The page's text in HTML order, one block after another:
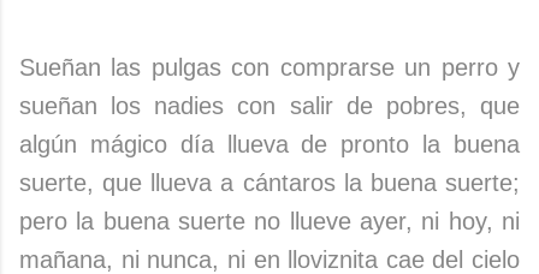
Sueñan las pulgas con comprarse un perro y
sueñan los nadies con salir de pobres, que
algún mágico día llueva de pronto la buena
suerte, que llueva a cántaros la buena suerte;
pero la buena suerte no llueve ayer, ni hoy, ni
mañana, ni nunca, ni en lloviznita cae del cielo